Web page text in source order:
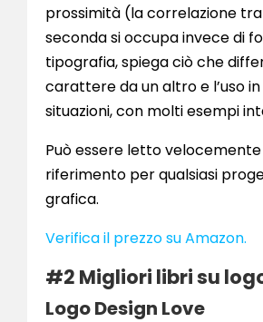
prossimità (la correlazione
seconda si occupa invece di
tipografia, spiega ciò che
carattere da un altro e l’uso
situazioni, con molti esempi
Può essere letto
riferimento per qualsiasi
grafica.
Verifica il prezzo su Amazon.
#2 Migliori libri su
Logo Design Love